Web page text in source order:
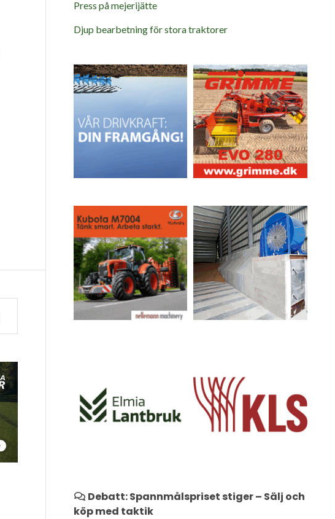
Press på mejerijätte
Djup bearbetning för stora traktorer
Debatt: Spannmålspriset stiger – Sälj och
köp med taktik